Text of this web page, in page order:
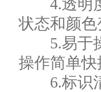
4.透明度
状态和颜
5.易于操
操作简单
6.标识清